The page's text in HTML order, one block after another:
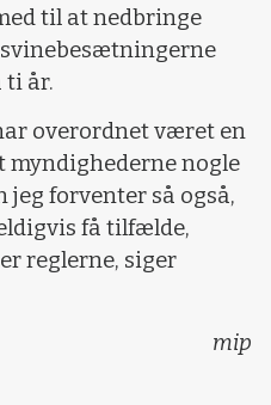
til at nedbringe
ti år.
overordnet været en
myndighederne nogle
forventer så også,
få tilfælde,
reglerne, siger
mip